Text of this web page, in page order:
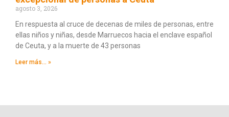
agosto 3, 2026
En respuesta al cruce de decenas de miles de personas, entre
ellas niños y niñas, desde Marruecos hacia el enclave español
de Ceuta, y a la muerte de 43 personas
Leer más... »